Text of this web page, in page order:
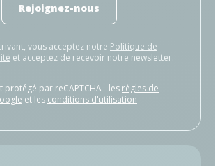
Rejoignez-nous
vous acceptez notre Politique de
et acceptez de recevoir notre newsletter.
protégé par reCAPTCHA - les règles de
et les conditions d'utilisation